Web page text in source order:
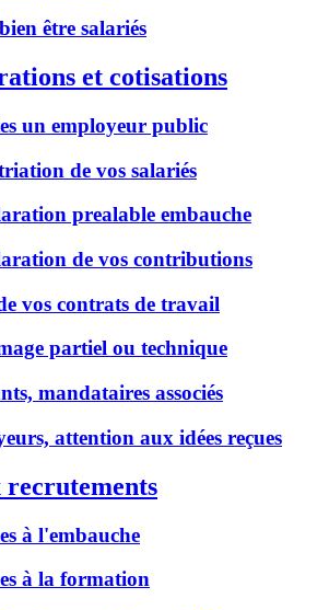
être salariés
et cotisations
un employeur public
de vos salariés
prealable embauche
de vos contributions
vos contrats de travail
partiel ou technique
mandataires associés
attention aux idées reçues
recrutements
à l'embauche
à la formation